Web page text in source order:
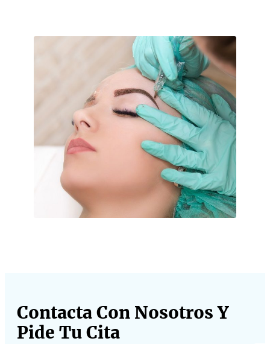
Contacta Con Nosotros Y
Pide Tu Cita​